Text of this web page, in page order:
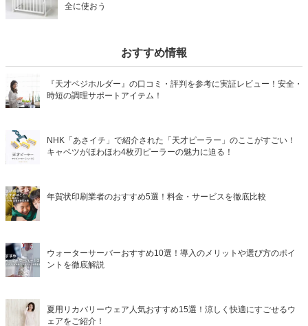
全に使おう
おすすめ情報
『天才ベジホルダー』の口コミ・評判を参考に実証レビュー！安全・
時短の調理サポートアイテム！
NHK「あさイチ」で紹介された「天才ピーラー」のここがすごい！
キャベツがほわほわ4枚刃ピーラーの魅力に迫る！
年賀状印刷業者のおすすめ5選！料金・サービスを徹底比較
ウォーターサーバーおすすめ10選！導入のメリットや選び方のポイ
ントを徹底解説
夏用リカバリーウェア人気おすすめ15選！涼しく快適にすごせるウ
ェアをご紹介！